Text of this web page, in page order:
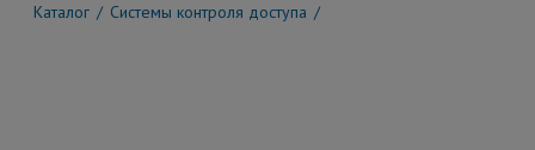
Каталог Системы контроля доступа